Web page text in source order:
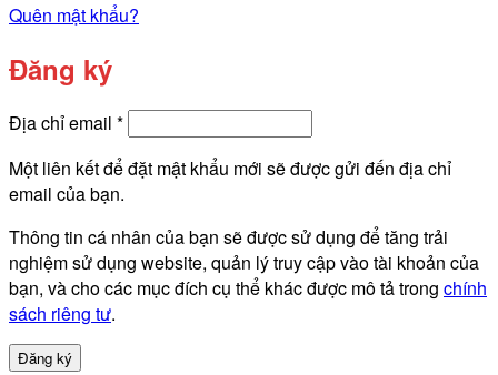
Quên mật khẩu?
Đăng ký
Địa chỉ email *Bắt
Một liên kết để đặt mật khẩu mới sẽ được gửi đến địa chỉ
email của bạn.
Thông tin cá nhân của bạn sẽ được sử dụng để tăng trải
nghiệm sử dụng website, quản lý truy cập vào tài khoản của
bạn, và cho các mục đích cụ thể khác được mô tả trong chính
sách riêng tư.
Đăng ký